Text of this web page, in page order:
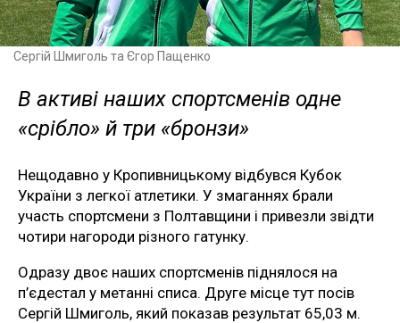
Сергій Шмиголь та Єгор Пащенко
В активі наших спортсменів одне
«срібло» й три «бронзи»
Нещодавно у Кропивницькому відбувся Кубок
України з легкої атлетики. У змаганнях брали
участь спортсмени з Полтавщини і привезли звідти
чотири нагороди різного гатунку.
Одразу двоє наших спортсменів піднялося на
п’єдестал у метанні списа. Друге місце тут посів
Сергій Шмиголь, який показав результат 65,03 м.